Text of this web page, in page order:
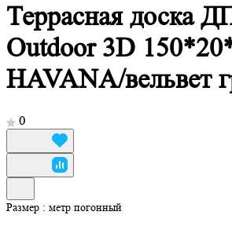
Террасная доска
Outdoor 3D
HAVANA/вельвет
0
Размер : метр погонный